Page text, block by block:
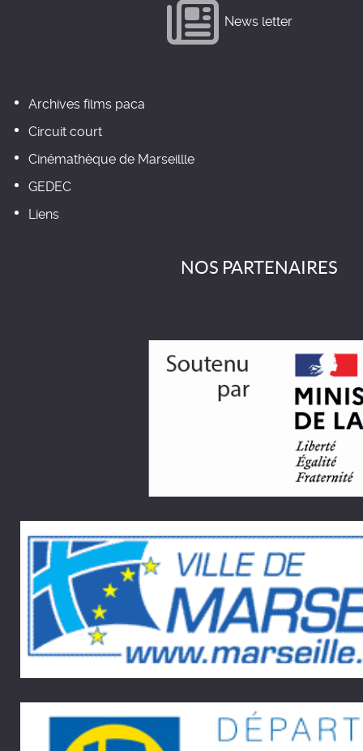
News letter
Archives films paca
Circuit court
Cinémathèque de Marseillle
GEDEC
Liens
NOS PARTENAIRES